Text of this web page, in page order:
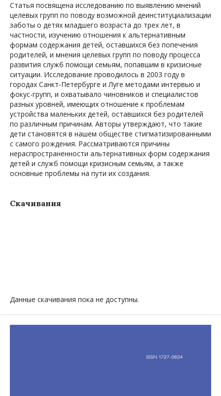
Статья посвящена исследованию по выявлению мнений
целевых групп по поводу возможной деинституциализации
заботы о детях младшего возраста до трех лет, в
частности, изучению отношения к альтернативным
формам содержания детей, оставшихся без попечения
родителей, и мнения целевых групп по поводу процесса
развития служб помощи семьям, попавшим в кризисные
ситуации. Исследование проводилось в 2003 году в
городах Санкт-Петербурге и Луге методами интервью и
фокус-групп, и охватывало чиновников и специалистов
разных уровней, имеющих отношение к проблемам
устройства маленьких детей, оставшихся без родителей
по различным причинам. Авторы утверждают, что такие
дети становятся в нашем обществе стигматизированными
с самого рождения. Рассматриваются причины
нераспространенности альтернативных форм содержания
детей и служб помощи кризисным семьям, а также
основные проблемы на пути их создания.
Скачивания
Данные скачивания пока не доступны.